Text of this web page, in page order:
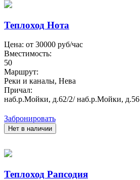
Теплоход Нота
Цена: от 30000 руб/час
Вместимость:
50
Маршрут:
Реки и каналы, Нева
Причал:
наб.р.Мойки, д.62/2/ наб.р.Мойки, д.56
Забронировать
Нет в наличии
Теплоход Рапсодия